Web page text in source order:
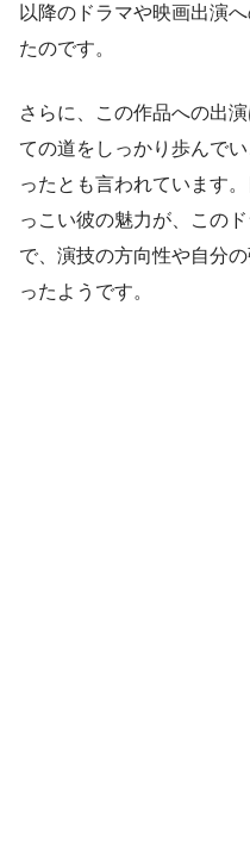
以降のドラマや映画出演
たのです。
さらに、この作品への出
ての道をしっかり歩んで
ったとも言われています
っこい彼の魅力が、この
で、演技の方向性や自分
ったようです。